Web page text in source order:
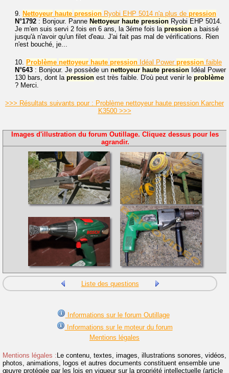
9. Nettoyeur haute pression Ryobi EHP 5014 n'a plus de pression
N°1792 : Bonjour. Panne Nettoyeur haute pression Ryobi EHP 5014.
Je m'en suis servi 2 fois en 6 ans, la 3éme fois la pression a baissé
jusqu'à n'avoir qu'un filet d'eau. J'ai fait pas mal de vérifications. Rien
n'est bouché, je...
10. Problème nettoyeur haute pression Idéal Power pression faible
N°643 : Bonjour. Je possède un nettoyeur haute pression Idéal Power
130 bars, dont la pression est très faible. D'où peut venir le problème
? Merci.
>>> Résultats suivants pour : Problème nettoyeur haute pression Karcher
K3500 >>>
Images d'illustration du forum Outillage. Cliquez dessus pour les
agrandir.
Liste des questions
Informations sur le forum Outillage
Informations sur le moteur du forum
Mentions légales
Mentions légales :Le contenu, textes, images, illustrations sonores, vidéos,
photos, animations, logos et autres documents constituent ensemble une
œuvre protégée par les lois en vigueur sur la propriété intellectuelle (article